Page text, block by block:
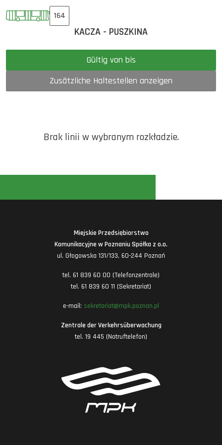
164
KACZA - PUSZKINA
Gültig von bis
Zusätzliche Haltestellen anzeigen
Brak linii w wybranym rozkładzie.
Miejskie Przedsiębiorstwo
Komunikacyjne w Poznaniu Spółka z o.o.
ul. Głogowska 131/133, 60-244 Poznań
tel. 61 839 60 00 (Telefonzentrale)
tel. 61 839 60 11 (Sekretariat)
e-mail: sekretariat@mpk.poznan.pl
Zentrale der Verkehrsüberwachung
tel. 19 445 (Notruftelefon)